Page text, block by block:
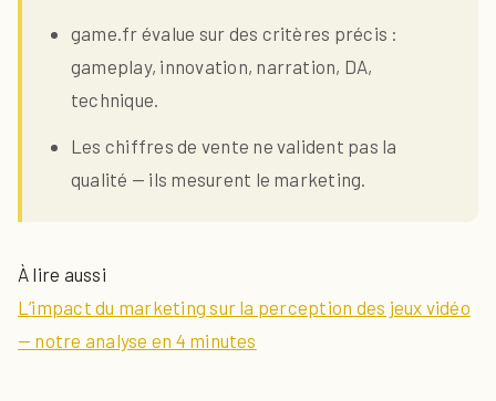
game.fr évalue sur des critères précis :
gameplay, innovation, narration, DA,
technique.
Les chiffres de vente ne valident pas la
qualité — ils mesurent le marketing.
À lire aussi
L’impact du marketing sur la perception des jeux vidéo
— notre analyse en 4 minutes